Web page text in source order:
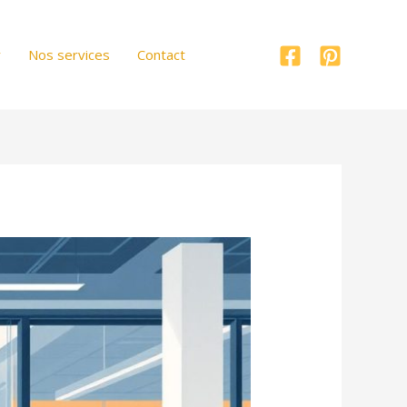
Nos services Contact